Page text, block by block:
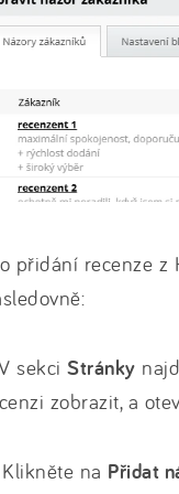
přidání recenze z
sekciStránky
zobrazit, a
na Přidat